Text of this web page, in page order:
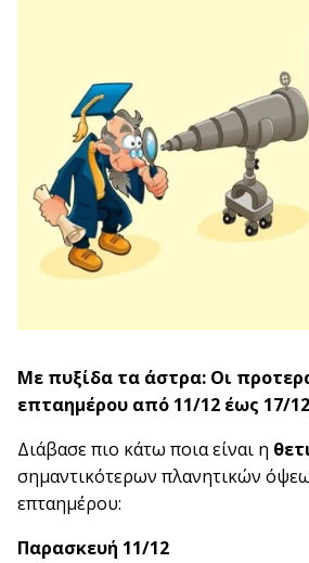
Με πυξίδα τα άστρα: Οι
επταημέρου από 11/12 έως 17/12
Διάβασε πιο κάτω ποια είναι η
σημαντικότερων πλανητικών
επταημέρου:
Παρασκευή 11/12